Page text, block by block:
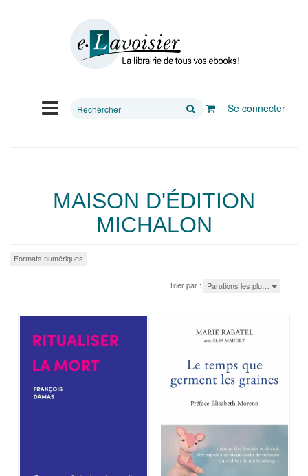
Rechercher
Se connecter
MAISON D'ÉDITION
MICHALON
Formats numériques
Trier par : Parutions les plu…